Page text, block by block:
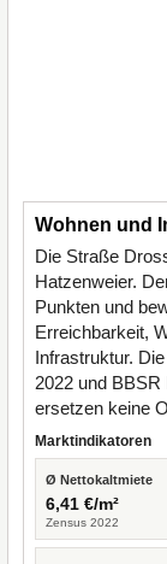
Wohnen und
Die Straße
Hatzenweier.
Punkten und
Erreichbarkeit,
Infrastruktur.
2022 und
ersetzen keine
Marktindikatoren
Ø Nettokaltmiete
6,41 €/m²
Zensus 2022